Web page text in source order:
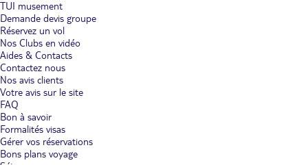
TUI musement
Demande devis groupe
Réservez un vol
Nos Clubs en vidéo
Aides & Contacts
Contactez nous
Nos avis clients
Votre avis sur le site
FAQ
Bon à savoir
Formalités visas
Gérer vos réservations
Bons plans voyage